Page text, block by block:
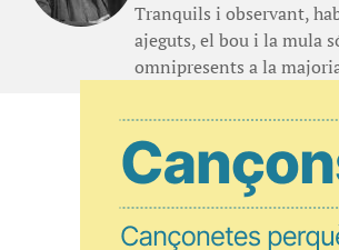
Tranquils i observant,
ajeguts, el bou i la mula
omnipresents a la